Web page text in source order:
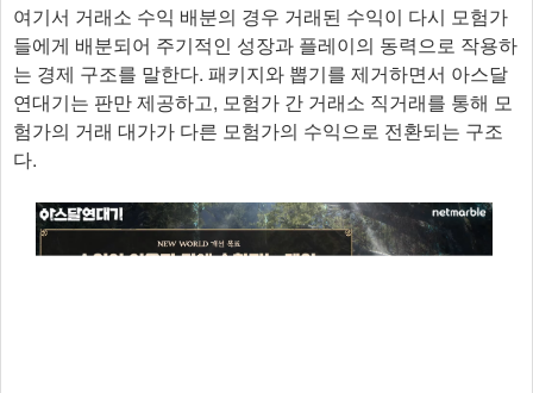
여기서 거래소 수익 배분의 경우 거래된 수익이 다시 모험가
들에게 배분되어 주기적인 성장과 플레이의 동력으로 작용하
는 경제 구조를 말한다. 패키지와 뽑기를 제거하면서 아스달
연대기는 판만 제공하고, 모험가 간 거래소 직거래를 통해 모
험가의 거래 대가가 다른 모험가의 수익으로 전환되는 구조
다.